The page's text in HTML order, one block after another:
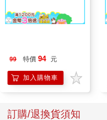
99 特價 94 元
加入購物車
訂購/退換貨須知